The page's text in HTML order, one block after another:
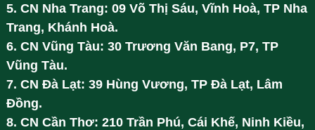
5. CN Nha Trang: 09 Võ Thị Sáu, Vĩnh Hoà, TP Nha
Trang, Khánh Hoà.
6. CN Vũng Tàu: 30 Trương Văn Bang, P7, TP
Vũng Tàu.
7. CN Đà Lạt: 39 Hùng Vương, TP Đà Lạt, Lâm
Đồng.
8. CN Cần Thơ: 210 Trần Phú, Cái Khế, Ninh Kiều,